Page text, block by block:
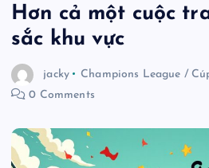
Hơn cả một cuộc
sắc khu vực
jacky Champions League /
0 Comments